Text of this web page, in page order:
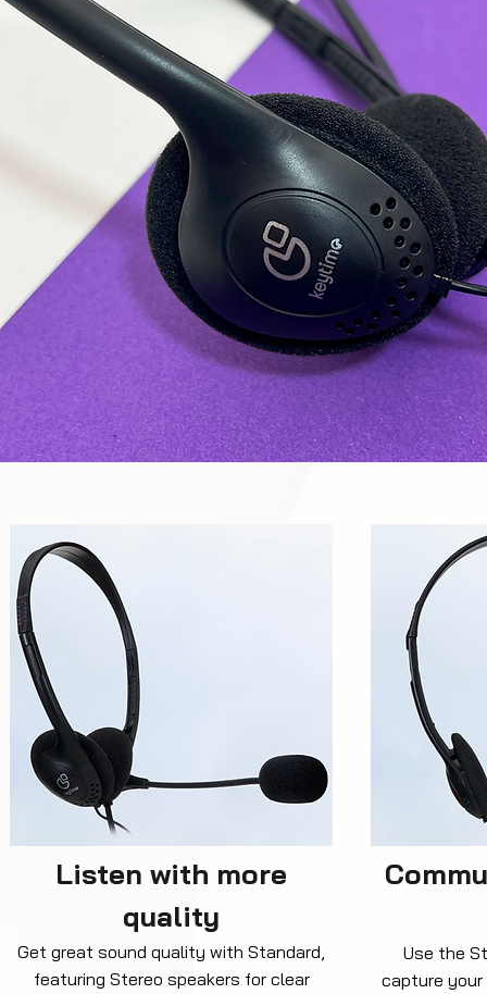
Listen with more
quality
Get great sound quality with Standard,
featuring Stereo speakers for clear
Use the
capture your